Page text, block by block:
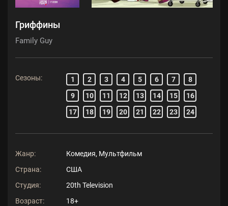
Гриффины
Family Guy
Сезоны: 1 2 3 4 5 6 7
8
9
10 11 12 13 14 15
16
17
18 19 20 21 22 23 24
Жанр:
Комедия, Мультфильм
Страна:
США
Студия:
20th Television
Возраст:
18+